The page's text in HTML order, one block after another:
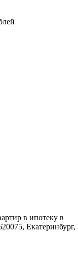
в ипотеку в
Екатеринбург,